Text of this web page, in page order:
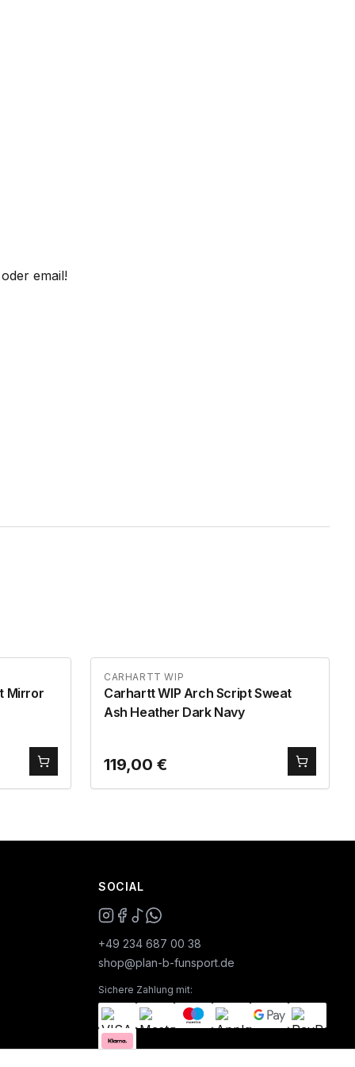
email!
Mirror
CARHARTT WIP
Carhartt WIP Arch Script Sweat
Ash Heather Dark Navy
119,00 €
SOCIAL
+49 234 687 00 38
shop@plan-b-funsport.de
Sichere Zahlung mit: